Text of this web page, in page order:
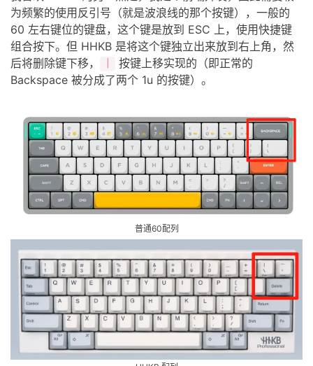
为频繁的使用反引号（就是波浪线的那个按键），一般的
60 左右键位的键盘，这个键是放到 ESC 上，使用快捷键
组合按下。但 HHKB 是将这个键独立出来放到右上角，然
后将删除键下移，
按键上移实现的（即正常的
Backspace 被分成了两个 1u 的按键）。